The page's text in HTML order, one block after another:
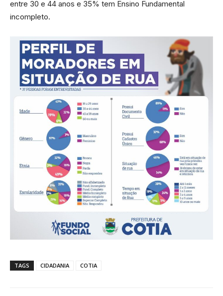
entre 30 e 44 anos e 35% tem Ensino Fundamental
incompleto.
TAGS CIDADANIA COTIA